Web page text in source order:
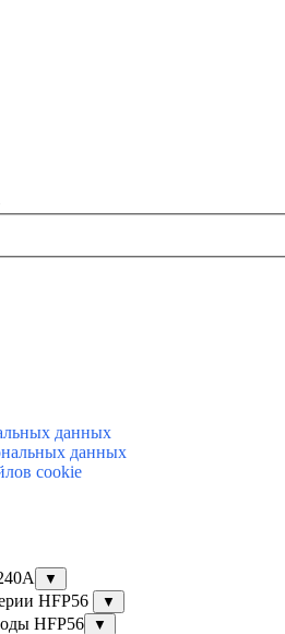
данных
данных
cookie
▼
HFP56 ▼
HFP56 ▼